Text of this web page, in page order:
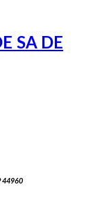
SA DE
44960